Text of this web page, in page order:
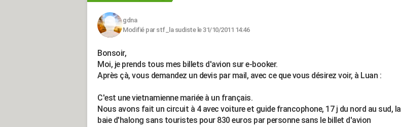
gdna
Modifié par stf_la sudiste le 31/10/2011 14:46
Bonsoir,
Moi, je prends tous mes billets d'avion sur e-booker.
Après çà, vous demandez un devis par mail, avec ce que vous désirez voir, à Luan :
C'est une vietnamienne mariée à un français.
Nous avons fait un circuit à 4 avec voiture et guide francophone, 17 j du nord au sud, la
baie d'halong sans touristes pour 830 euros par personne sans le billet d'avion